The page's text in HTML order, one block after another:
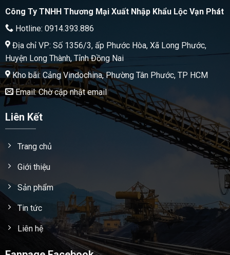
Công Ty TNHH Thương Mại Xuất Nhập Khẩu Lộc Vạn Phát
Hotline: 0914.393.886
Địa chỉ VP: Số 1356/3, ấp Phước Hòa, Xã Long Phước,
Huyện Long Thành, Tỉnh Đồng Nai
Kho bãi: Cảng Vindochina, Phường Tân Phước, TP HCM
Email: Chờ cập nhật email
Liên Kết
Trang chủ
Giới thiệu
Sản phẩm
Tin tức
Liên hệ